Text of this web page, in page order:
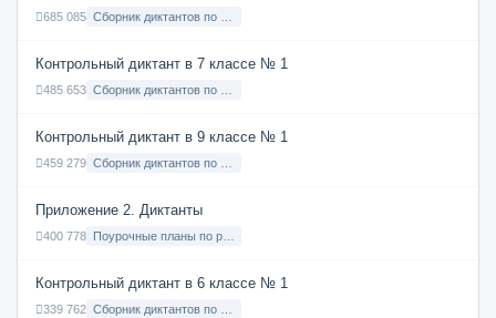
685 085
Контрольный диктант в 7 классе № 1
485 653
Контрольный диктант в 9 классе № 1
459 279
Приложение 2. Диктанты
400 778
Контрольный диктант в 6 классе № 1
339 762